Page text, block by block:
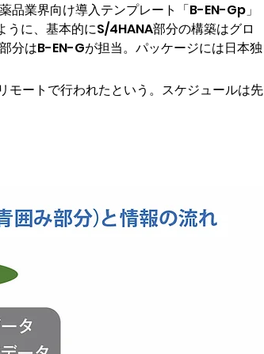
業界向け導入テンプレート「B-EN-Gp」
に、基本的にS/4HANA部分の構築はグロ
分はB-EN-Gが担当。パッケージには日本独
モートで行われたという。スケジュールは先